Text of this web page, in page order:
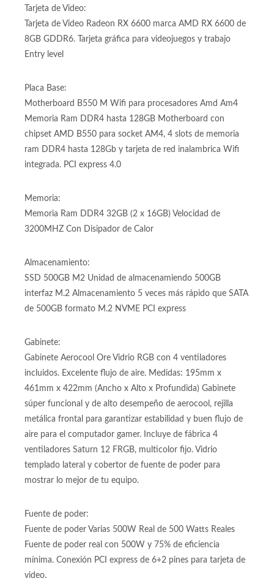
Tarjeta de Video:
Tarjeta de Video Radeon RX 6600 marca AMD RX 6600 de
8GB GDDR6. Tarjeta gráfica para videojuegos y trabajo
Entry level
Placa Base:
Motherboard B550 M Wifi para procesadores Amd Am4
Memoria Ram DDR4 hasta 128GB Motherboard con
chipset AMD B550 para socket AM4, 4 slots de memoria
ram DDR4 hasta 128Gb y tarjeta de red inalambrica Wifi
integrada. PCI express 4.0
Memoria:
Memoria Ram DDR4 32GB (2 x 16GB) Velocidad de
3200MHZ Con Disipador de Calor
Almacenamiento:
SSD 500GB M2 Unidad de almacenamiendo 500GB
interfaz M.2 Almacenamiento 5 veces más rápido que SATA
de 500GB formato M.2 NVME PCI express
Gabinete:
Gabinete Aerocool Ore Vidrio RGB con 4 ventiladores
incluidos. Excelente flujo de aire. Medidas: 195mm x
461mm x 422mm (Ancho x Alto x Profundida) Gabinete
súper funcional y de alto desempeño de aerocool, rejilla
metálica frontal para garantizar estabilidad y buen flujo de
aire para el computador gamer. Incluye de fábrica 4
ventiladores Saturn 12 FRGB, multicolor fijo. Vidrio
templado lateral y cobertor de fuente de poder para
mostrar lo mejor de tu equipo.
Fuente de poder:
Fuente de poder Varias 500W Real de 500 Watts Reales
Fuente de poder real con 500W y 75% de eficiencia
mínima. Conexión PCI express de 6+2 pines para tarjeta de
video.